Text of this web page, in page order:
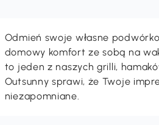
Odmień swoje własne
domowy komfort ze sobą na
to jeden z naszych grilli,
Outsunny sprawi, że Twoje
niezapomniane.